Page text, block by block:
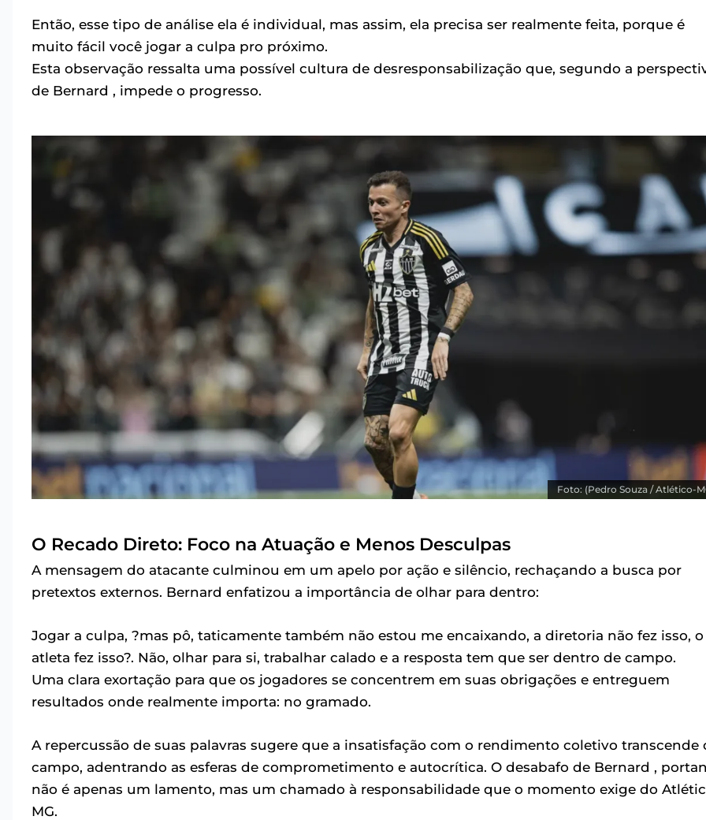
Então, esse tipo de análise ela é individual, mas assim, ela precisa ser realmente feita, porque é
muito fácil você jogar a culpa pro próximo.
Esta observação ressalta uma possível cultura de desresponsabilização que, segundo a
de Bernard , impede o progresso.
Foto: (Pedro Souza / Atlético-
O Recado Direto: Foco na Atuação e Menos Desculpas
A mensagem do atacante culminou em um apelo por ação e silêncio, rechaçando a busca por
pretextos externos. Bernard enfatizou a importância de olhar para dentro:
Jogar a culpa, ?mas pô, taticamente também não estou me encaixando, a diretoria não fez isso, o
atleta fez isso?. Não, olhar para si, trabalhar calado e a resposta tem que ser dentro de campo.
Uma clara exortação para que os jogadores se concentrem em suas obrigações e entreguem
resultados onde realmente importa: no gramado.
A repercussão de suas palavras sugere que a insatisfação com o rendimento coletivo transcende
campo, adentrando as esferas de comprometimento e autocrítica. O desabafo de Bernard ,
não é apenas um lamento, mas um chamado à responsabilidade que o momento exige do
MG.